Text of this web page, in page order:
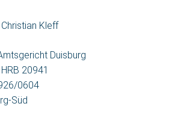
Christian Kleff
Duisburg
HRB 20941
0604
Süd